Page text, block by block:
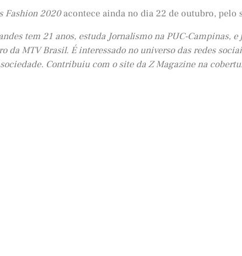
Fashion 2020acontece ainda no dia 22 de outubro, pelo
tem 21 anos, estuda Jornalismo na PUC-Campinas,
da MTV Brasil. É interessado no universo das redes
Contribuiu com o site da Z Magazine na